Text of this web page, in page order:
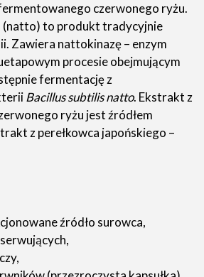
czerwonego ryżu.
(natto) to produkt tradycyjnie
Zawiera nattokinazę – enzym
procesie obejmującym
fermentację z
Bacillus subtilis natto. Ekstrakt z
ryżu jest źródłem
z perełkowca japońskiego –
źródło surowca,